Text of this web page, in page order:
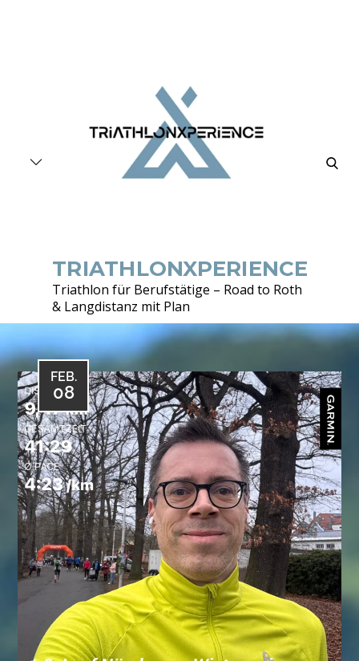
TRIATHLONXPERIENCE
Triathlon für Berufstätige – Road to Roth
& Langdistanz mit Plan
FEB.
08